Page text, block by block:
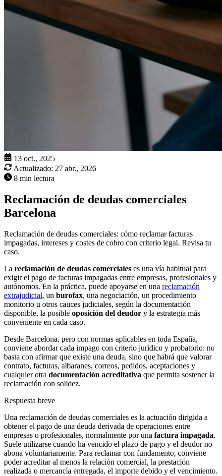
13 oct., 2025
Actualizado: 27 abr., 2026
8 min lectura
Reclamación de deudas comerciales
Barcelona
Reclamación de deudas comerciales: cómo reclamar facturas
impagadas, intereses y costes de cobro con criterio legal. Revisa tu
caso.
La reclamación de deudas comerciales es una vía habitual para
exigir el pago de facturas impagadas entre empresas, profesionales y
autónomos. En la práctica, puede apoyarse en una reclamación
extrajudicial, un burofax, una negociación, un procedimiento
monitorio u otros cauces judiciales, según la documentación
disponible, la posible oposición del deudor y la estrategia más
conveniente en cada caso.
Desde Barcelona, pero con normas aplicables en toda España,
conviene abordar cada impago con criterio jurídico y probatorio: no
basta con afirmar que existe una deuda, sino que habrá que valorar
contrato, facturas, albaranes, correos, pedidos, aceptaciones y
cualquier otra documentación acreditativa que permita sostener la
reclamación con solidez.
Respuesta breve
Una reclamación de deudas comerciales es la actuación dirigida a
obtener el pago de una deuda derivada de operaciones entre
empresas o profesionales, normalmente por una factura impagada.
Suele utilizarse cuando ha vencido el plazo de pago y el deudor no
abona voluntariamente. Para reclamar con fundamento, conviene
poder acreditar al menos la relación comercial, la prestación
realizada o mercancía entregada, el importe debido y el vencimiento.